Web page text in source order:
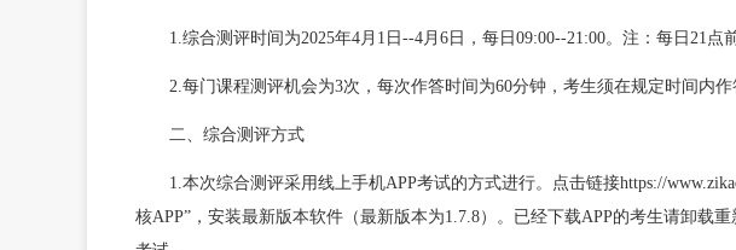
1.综合测评时间为2025年4月1日--4月6日，每日09:00--21:00。注：每日21点
2.每门课程测评机会为3次，每次作答时间为60分钟，考生须在规定时间内作
二、综合测评方式
1.本次综合测评采用线上手机APP考试的方式进行。点击链接https://
核APP”，安装最新版本软件（最新版本为1.7.8）。已经下载APP的考生请卸载